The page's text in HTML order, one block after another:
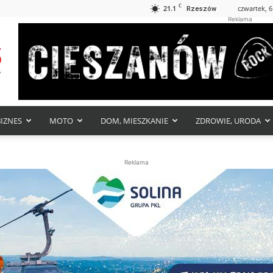
21.1 C Rzeszów czwartek,
Reklama
MOTO DOM, MIESZKANIE ZDROWIE, URODA
Reklama